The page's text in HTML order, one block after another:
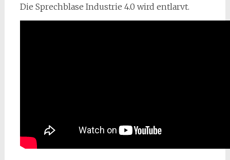
Die Sprechblase Industrie 4.0 wird entlarvt.